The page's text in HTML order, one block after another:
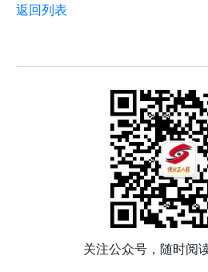
返回列表
关注公众号，随时阅